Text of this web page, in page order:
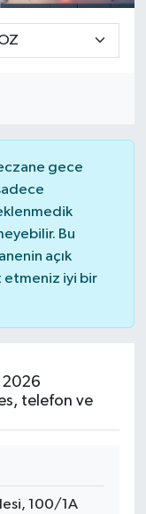
gece
Bu
açık
etmeniz iyi bir
2026
telefon ve
100/1A